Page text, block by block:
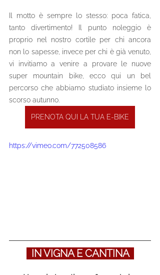
Il motto è sempre lo stesso: poca fatica,
tanto divertimento! Il punto noleggio è
proprio nel nostro cortile per chi ancora
non lo sapesse, invece per chi è già venuto,
vi invitiamo a venire a provare le nuove
super mountain bike, ecco qui un bel
percorso che abbiamo studiato insieme lo
scorso autunno.
PRENOTA QUI LA TUA E-BIKE
https://vimeo.com/772508586
  IN VIGNA E CANTINA